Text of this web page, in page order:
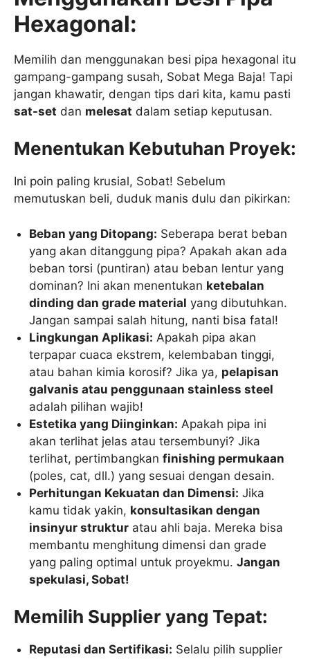
Hexagonal:
Memilih dan menggunakan besi pipa hexagonal itu
gampang-gampang susah, Sobat Mega Baja! Tapi
jangan khawatir, dengan tips dari kita, kamu pasti
sat-set dan melesat dalam setiap keputusan.
Menentukan Kebutuhan Proyek:
Ini poin paling krusial, Sobat! Sebelum
memutuskan beli, duduk manis dulu dan pikirkan:
Beban yang Ditopang: Seberapa berat beban
yang akan ditanggung pipa? Apakah akan ada
beban torsi (puntiran) atau beban lentur yang
dominan? Ini akan menentukan ketebalan
dinding dan grade material yang dibutuhkan.
Jangan sampai salah hitung, nanti bisa fatal!
Lingkungan Aplikasi: Apakah pipa akan
terpapar cuaca ekstrem, kelembaban tinggi,
atau bahan kimia korosif? Jika ya, pelapisan
galvanis atau penggunaan stainless steel
adalah pilihan wajib!
Estetika yang Diinginkan: Apakah pipa ini
akan terlihat jelas atau tersembunyi? Jika
terlihat, pertimbangkanfinishing permukaan
(poles, cat, dll.) yang sesuai dengan desain.
Perhitungan Kekuatan dan Dimensi: Jika
kamu tidak yakin, konsultasikan dengan
insinyur struktur atau ahli baja. Mereka bisa
membantu menghitung dimensi dan grade
yang paling optimal untuk proyekmu.Jangan
spekulasi, Sobat!
Memilih Supplier yang Tepat:
Reputasi dan Sertifikasi: Selalu pilih supplier